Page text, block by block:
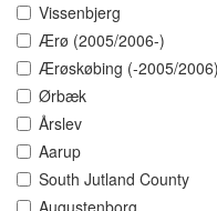
Vissenbjerg
Ærø (2005/2006-)
Ærøskøbing (-2005/2006)
Ørbæk
Årslev
Aarup
South Jutland County